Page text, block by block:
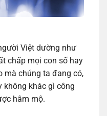
Việt dường như
chấp mọi con số hay
mà chúng ta đang có,
không khác gì công
hâm mộ.